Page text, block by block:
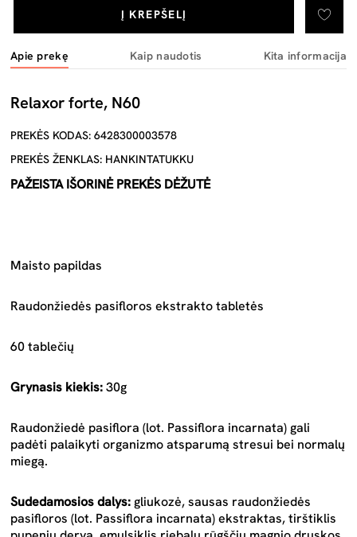
Į KREPŠELĮ
Apie prekę Kaip naudotis Kita informacija
Relaxor forte, N60
PREKĖS KODAS: 6428300003578
PREKĖS ŽENKLAS: HANKINTATUKKU
PAŽEISTA IŠORINĖ PREKĖS DĖŽUTĖ
Maisto papildas
Raudonžiedės pasifloros ekstrakto tabletės
60 tablečių
Grynasis kiekis:30g
Raudonžiedė pasiflora (lot. Passiflora incarnata) gali
padėti palaikyti organizmo atsparumą stresui bei normalų
miegą.
Sudedamosios dalys:gliukozė, sausas raudonžiedės
pasifloros (lot. Passiflora incarnata) ekstraktas, tirštiklis